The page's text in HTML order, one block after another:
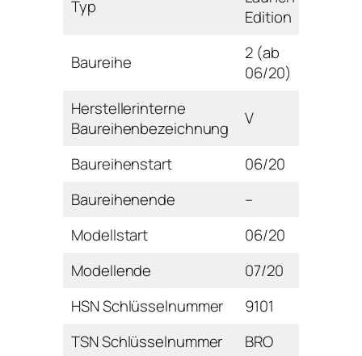
Typ
Edition
Baureihe
2 (ab
06/20)
Herstellerinterne
Baureihenbezeichnung
V
Baureihenstart
06/20
Baureihenende
–
Modellstart
06/20
Modellende
07/20
HSN Schlüsselnummer
9101
TSN Schlüsselnummer
BRO